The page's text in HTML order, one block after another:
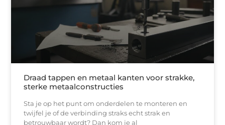
Draad tappen en metaal kanten voor strakke,
sterke metaalconstructies
Sta je op het punt om onderdelen te monteren en
twijfel je of de verbinding straks echt strak en
betrouwbaar wordt? Dan kom je al